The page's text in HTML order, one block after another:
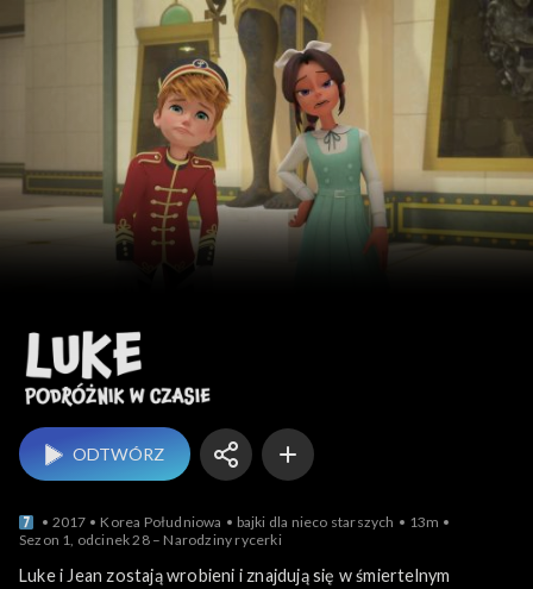
Luke, podróżnik w
ODTWÓRZ
2017 Korea Południowa bajki dla nieco starszych
13m
Sezon 1, odcinek 28 – Narodziny rycerki
Luke i Jean zostają wrobieni i znajdują się w śmiertelnym